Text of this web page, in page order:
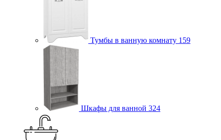
Тумбы в ванную комнату 159
Шкафы для ванной 324